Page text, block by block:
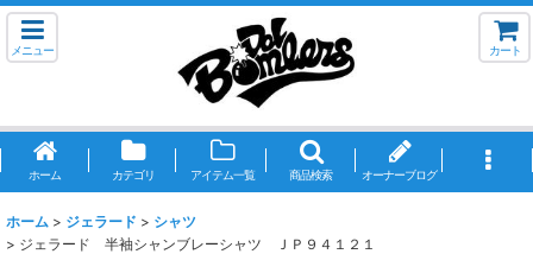
メニュー カート
ホーム カテゴリ アイテム一覧 商品検索 オーナーブログ
ホーム > ジェラード > シャツ
> ジェラード 半袖シャンブレーシャツ ＪＰ９４１２１